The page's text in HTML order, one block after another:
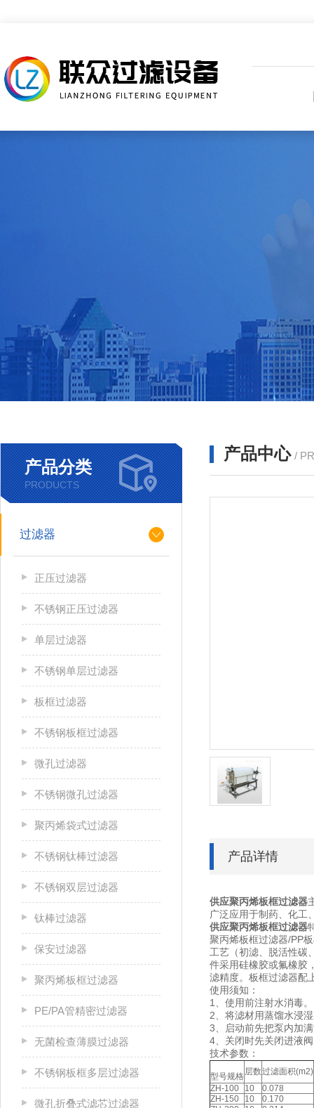
产品分类
PRODUCTS
过滤器
正压过滤器
不锈钢正压过滤器
单层过滤器
不锈钢单层过滤器
板框过滤器
不锈钢板框过滤器
微孔过滤器
不锈钢微孔过滤器
聚丙烯袋式过滤器
不锈钢钛棒过滤器
不锈钢双层过滤器
钛棒过滤器
保安过滤器
聚丙烯板框过滤器
PE/PA管精密过滤器
无菌检查薄膜过滤器
不锈钢板框多层过滤器
微孔折叠式滤芯过滤器
产品中心 /
产品详情
供应聚丙烯板框过滤器
广泛应用于制药、化工
供应聚丙烯板框过滤器
聚丙烯板框过滤器/PP
工艺（初滤、脱活性碳
件采用硅橡胶或氟橡胶
滤精度。板框过滤器配
使用须知：
1、使用前注射水消毒。
2、将滤材用蒸馏水浸
3、启动前先把泵内加
4、关闭时先关闭进液
技术参数：
型号规格层数过滤面积(m2)
ZH-100
10
0.078
ZH-150
10
0.170